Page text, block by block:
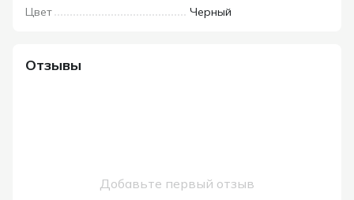
Цвет Черный
Отзывы
Добавьте первый отзыв